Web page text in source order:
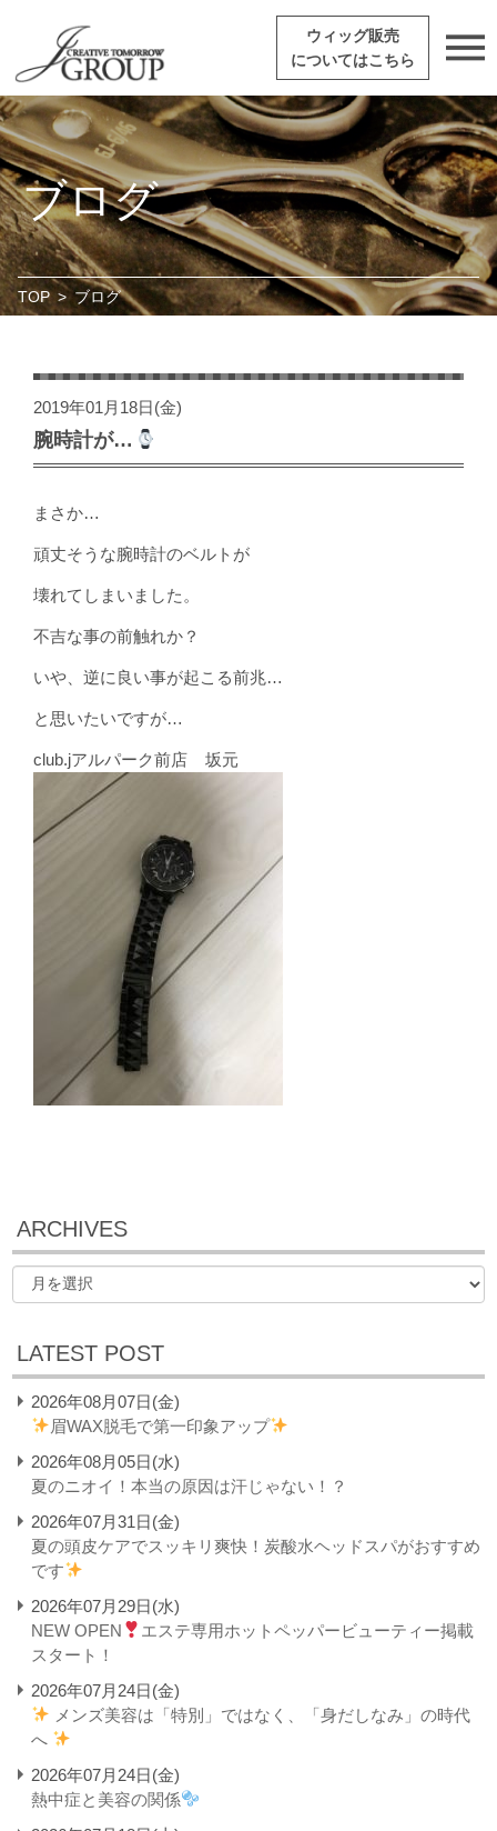
ウィッグ販売
についてはこちら
ブログ
TOP > ブログ
2019年01月18日(金)
腕時計が…
まさか…
頑丈そうな腕時計のベルトが
壊れてしまいました。
不吉な事の前触れか？
いや、逆に良い事が起こる前兆…
と思いたいですが…
club.jアルパーク前店 坂元
ARCHIVES
LATEST POST
2026年08月07日(金)
眉WAX脱毛で第一印象アップ
2026年08月05日(水)
夏のニオイ！本当の原因は汗じゃない！？
2026年07月31日(金)
夏の頭皮ケアでスッキリ爽快！炭酸水ヘッドスパがおすすめ
です
2026年07月29日(水)
NEW OPEN
エステ専用ホットペッパービューティー掲載
スタート！
2026年07月24日(金)
メンズ美容は「特別」ではなく、「身だしなみ」の時代
へ
2026年07月24日(金)
熱中症と美容の関係